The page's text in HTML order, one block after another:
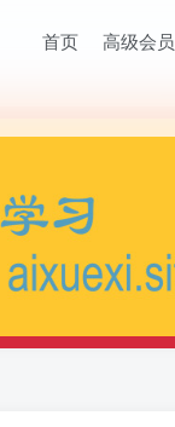
首页 高级会员